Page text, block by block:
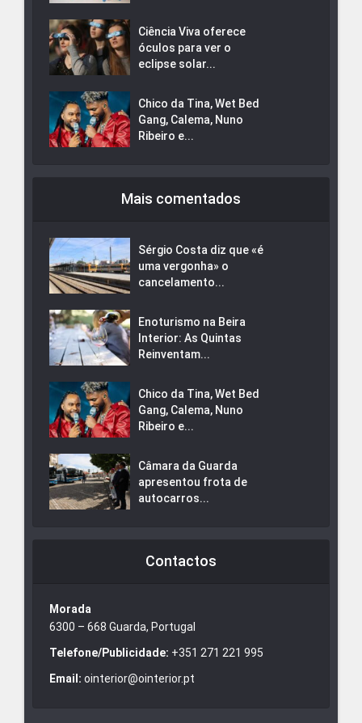
Ciência Viva oferece
óculos para ver o
eclipse solar...
Chico da Tina, Wet Bed
Gang, Calema, Nuno
Ribeiro e...
Mais comentados
Sérgio Costa diz que «é
uma vergonha» o
cancelamento...
Enoturismo na Beira
Interior: As Quintas
Reinventam...
Chico da Tina, Wet Bed
Gang, Calema, Nuno
Ribeiro e...
Câmara da Guarda
apresentou frota de
autocarros...
Contactos
Morada
6300 – 668 Guarda, Portugal
Telefone/Publicidade: +351 271 221 995
Email: ointerior@ointerior.pt